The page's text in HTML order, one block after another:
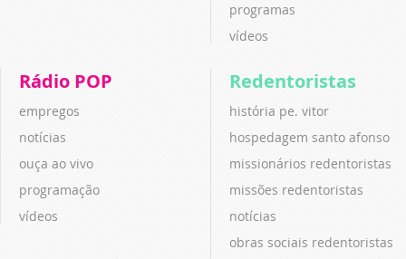
programas
vídeos
Rádio POP
empregos
notícias
ouça ao vivo
programação
vídeos
Redentoristas
história pe. vitor
hospedagem santo afonso
missionários redentoristas
missões redentoristas
notícias
obras sociais redentoristas